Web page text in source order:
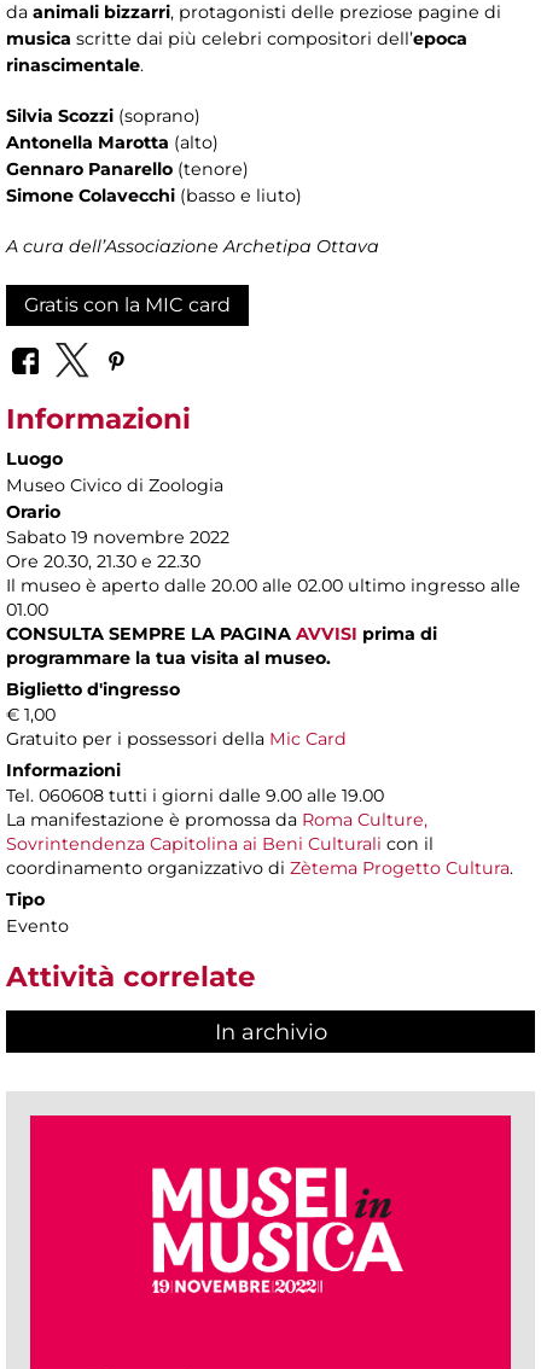
da animali bizzarri, protagonisti delle preziose pagine di
musica scritte dai più celebri compositori dell’epoca
rinascimentale.
Silvia Scozzi (soprano)
Antonella Marotta (alto)
Gennaro Panarello (tenore)
Simone Colavecchi (basso e liuto)
A cura dell’Associazione Archetipa Ottava
Gratis con la MIC card
Informazioni
Luogo
Museo Civico di Zoologia
Orario
Sabato 19 novembre 2022
Ore 20.30, 21.30 e 22.30
​Il museo è aperto dalle 20.00 alle 02.00 ultimo ingresso alle
01.00
CONSULTA SEMPRE LA PAGINA AVVISI prima di
programmare la tua visita al museo.
Biglietto d'ingresso
€ 1,00
Gratuito per i possessori della Mic Card
Informazioni
Tel. 060608 tutti i giorni dalle 9.00 alle 19.00
La manifestazione è promossa da Roma Culture,
Sovrintendenza Capitolina ai Beni Culturali con il
coordinamento organizzativo di Zètema Progetto Cultura.
Tipo
Evento
Attività correlate
In archivio